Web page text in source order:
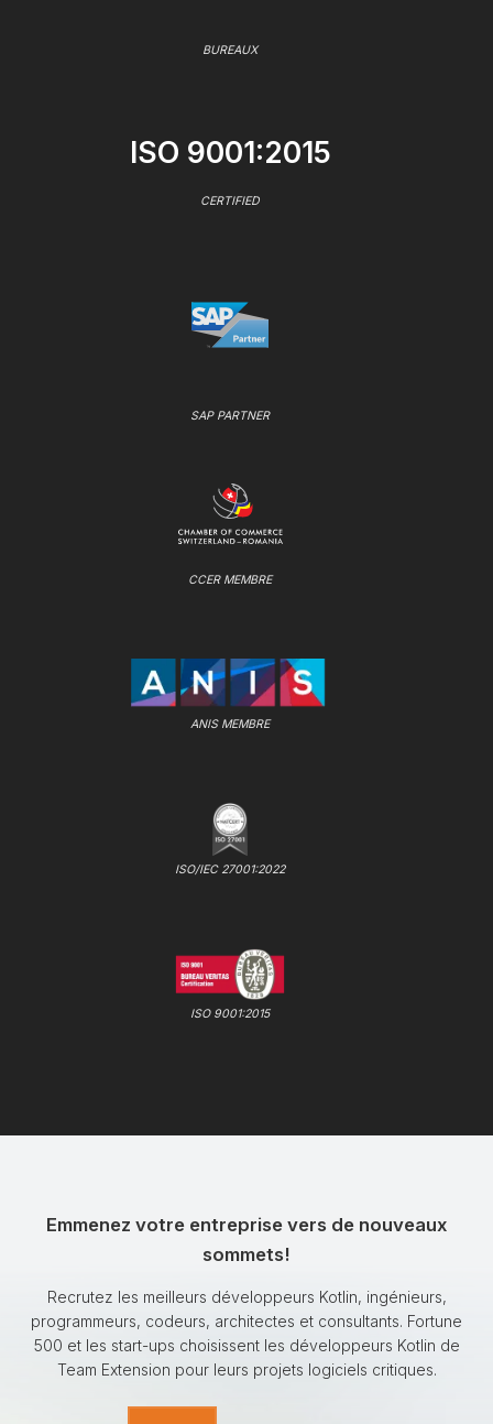
BUREAUX
ISO 9001:2015
CERTIFIED
SAP PARTNER
CCER MEMBRE
ANIS MEMBRE
ISO/IEC 27001:2022
ISO 9001:2015
Emmenez votre entreprise vers de nouveaux
sommets!
Recrutez les meilleurs développeurs Kotlin, ingénieurs,
programmeurs, codeurs, architectes et consultants. Fortune
500 et les start-ups choisissent les développeurs Kotlin de
Team Extension pour leurs projets logiciels critiques.